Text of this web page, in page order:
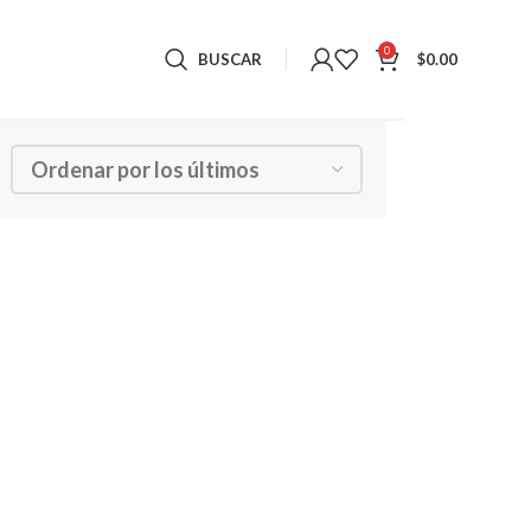
BUSCAR 0 $0.00